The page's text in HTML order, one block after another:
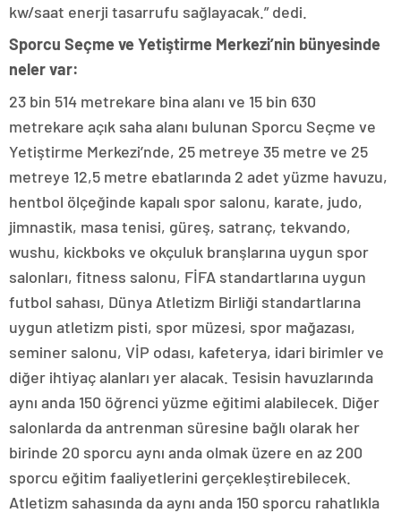
kw/saat enerji tasarrufu sağlayacak.” dedi.
Sporcu Seçme ve Yetiştirme Merkezi’nin bünyesinde
neler var:
23 bin 514 metrekare bina alanı ve 15 bin 630
metrekare açık saha alanı bulunan Sporcu Seçme ve
Yetiştirme Merkezi’nde, 25 metreye 35 metre ve 25
metreye 12,5 metre ebatlarında 2 adet yüzme havuzu,
hentbol ölçeğinde kapalı spor salonu, karate, judo,
jimnastik, masa tenisi, güreş, satranç, tekvando,
wushu, kickboks ve okçuluk branşlarına uygun spor
salonları, fitness salonu, FİFA standartlarına uygun
futbol sahası, Dünya Atletizm Birliği standartlarına
uygun atletizm pisti, spor müzesi, spor mağazası,
seminer salonu, VİP odası, kafeterya, idari birimler ve
diğer ihtiyaç alanları yer alacak. Tesisin havuzlarında
aynı anda 150 öğrenci yüzme eğitimi alabilecek. Diğer
salonlarda da antrenman süresine bağlı olarak her
birinde 20 sporcu aynı anda olmak üzere en az 200
sporcu eğitim faaliyetlerini gerçekleştirebilecek.
Atletizm sahasında da aynı anda 150 sporcu rahatlıkla